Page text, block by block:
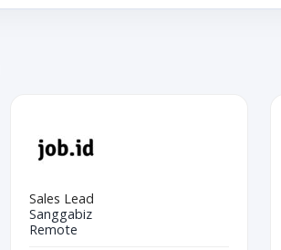
Sales Lead
Sanggabiz
Remote